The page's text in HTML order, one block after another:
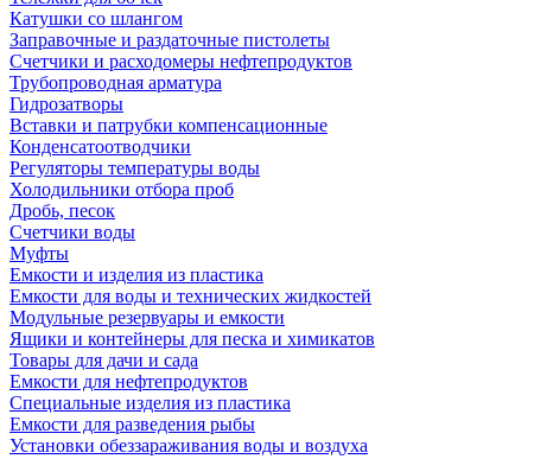
Катушки со шлангом
Заправочные и раздаточные пистолеты
Счетчики и расходомеры нефтепродуктов
Трубопроводная арматура
Гидрозатворы
Вставки и патрубки компенсационные
Конденсатоотводчики
Регуляторы температуры воды
Холодильники отбора проб
Дробь, песок
Счетчики воды
Муфты
Емкости и изделия из пластика
Емкости для воды и технических жидкостей
Модульные резервуары и емкости
Ящики и контейнеры для песка и химикатов
Товары для дачи и сада
Емкости для нефтепродуктов
Специальные изделия из пластика
Емкости для разведения рыбы
Установки обеззараживания воды и воздуха